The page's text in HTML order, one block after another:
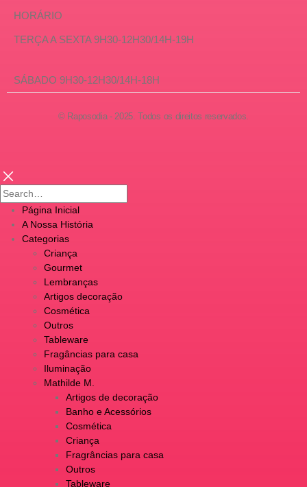
HORÁRIO
TERÇA A SEXTA 9H30-12H30/14H-19H
SÁBADO 9H30-12H30/14H-18H
© Raposodia - 2025. Todos os direitos reservados.
Página Inicial
A Nossa História
Categorias
Criança
Gourmet
Lembranças
Artigos decoração
Cosmética
Outros
Tableware
Fragâncias para casa
Iluminação
Mathilde M.
Artigos de decoração
Banho e Acessórios
Cosmética
Criança
Fragrâncias para casa
Outros
Tableware